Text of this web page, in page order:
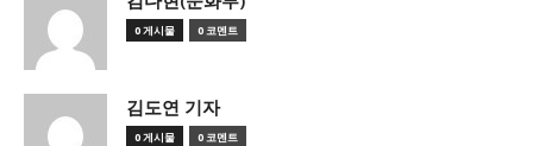
0 게시물 0 코멘트
김도연 기자
0 게시물 0 코멘트